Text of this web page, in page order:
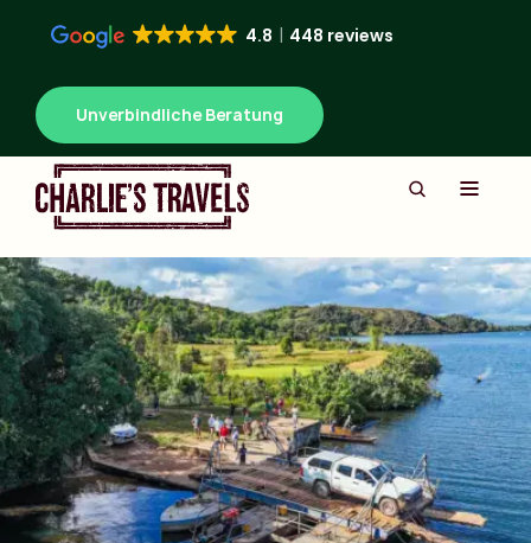
4.8 448 reviews
Unverbindliche Beratung